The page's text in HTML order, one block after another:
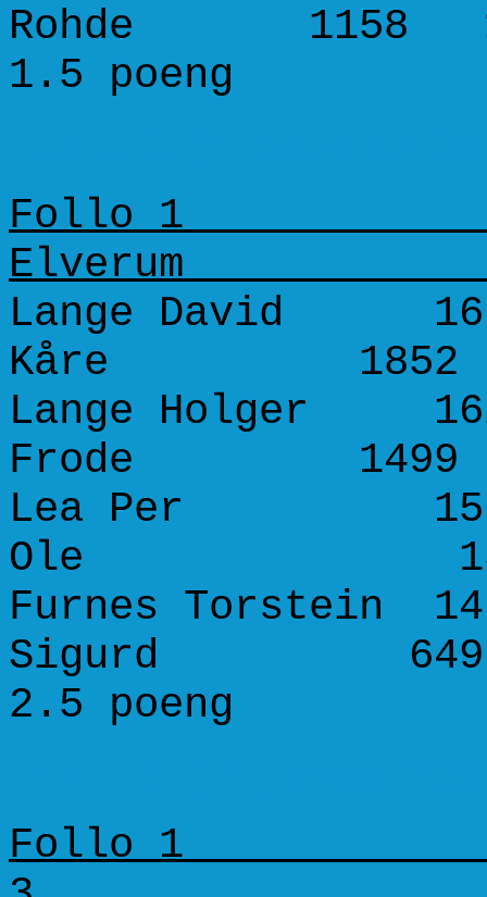
Rohde 1158
1.5 poeng
Follo
Lange David
Kåre
Lange Holger
Frode
Lea Per 1579
Ole
Furnes Torstein
Sigurd
2.5 poeng
Follo 1